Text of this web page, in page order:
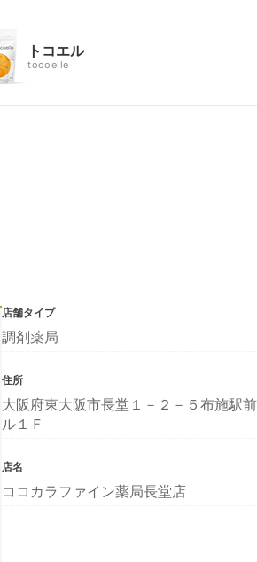
トコエル
tocoelle
店舗タイプ
調剤薬局
住所
大阪府東大阪市長堂１－２－５布施駅
ル１Ｆ
店名
ココカラファイン薬局長堂店